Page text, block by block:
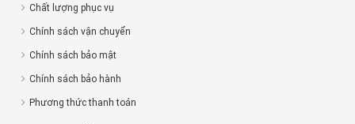
Chất lượng phục vụ
Chính sách vận chuyển
Chính sách bảo mật
Chính sách bảo hành
Phương thức thanh toán